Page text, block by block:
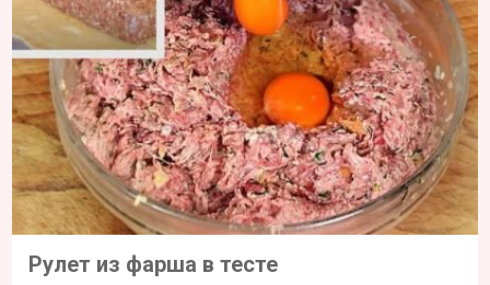
Рулет из фарша в тесте